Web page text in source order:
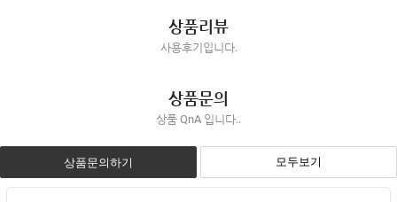
상품리뷰
사용후기입니다.
상품문의
상품 QnA 입니다..
상품문의하기 모두보기